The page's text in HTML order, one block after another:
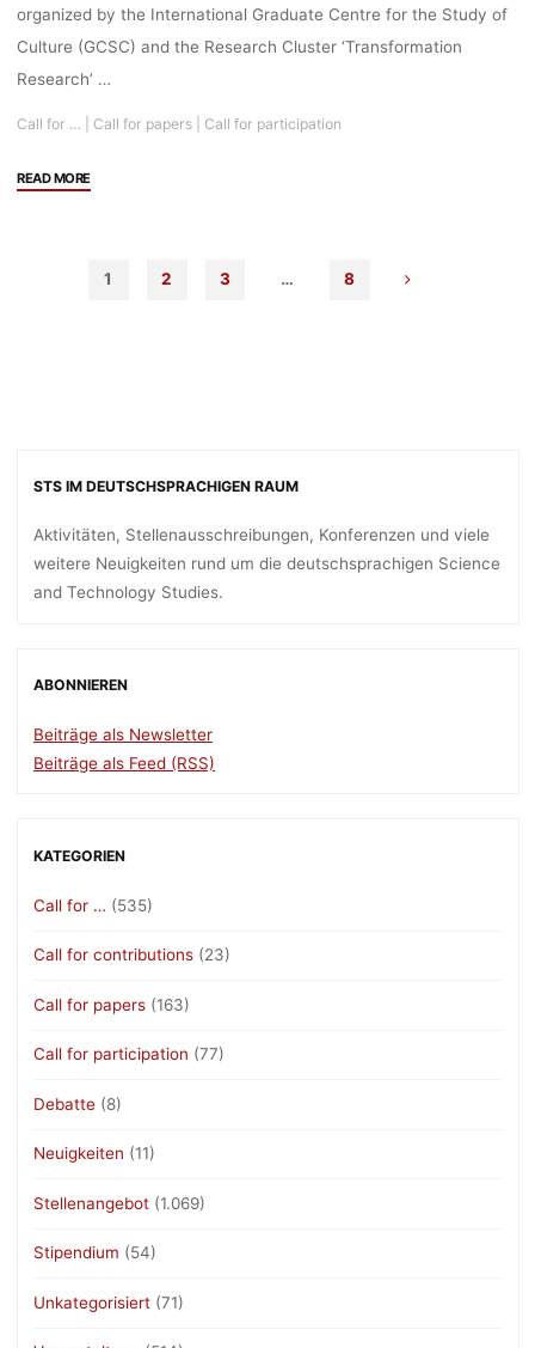
organized by the International Graduate Centre for the Study of
Culture (GCSC) and the Research Cluster ‘Transformation
Research’ …
Call for … Call for papers Call for participation
READ MORE"Call
Participation:
27.10.2023,
Liebig-
Universität
Gießen,
1 2 3 … 8
STS IM DEUTSCHSPRACHIGEN RAUM
Aktivitäten, Stellenausschreibungen, Konferenzen und viele
weitere Neuigkeiten rund um die deutschsprachigen Science
and Technology Studies.
ABONNIEREN
Beiträge als Newsletter
Beiträge als Feed (RSS)
KATEGORIEN
Call for … (535)
Call for contributions (23)
Call for papers (163)
Call for participation (77)
Debatte (8)
Neuigkeiten (11)
Stellenangebot (1.069)
Stipendium (54)
Unkategorisiert (71)